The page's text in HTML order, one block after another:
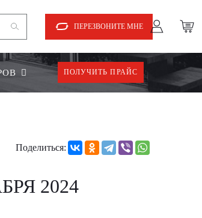
ПЕРЕЗВОНИТЕ МНЕ
ПОЛУЧИТЬ ПРАЙС
Поделиться:
2024